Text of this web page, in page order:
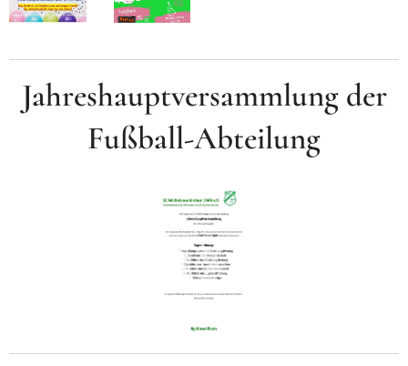
Jahreshauptversammlung der
Fußball-Abteilung